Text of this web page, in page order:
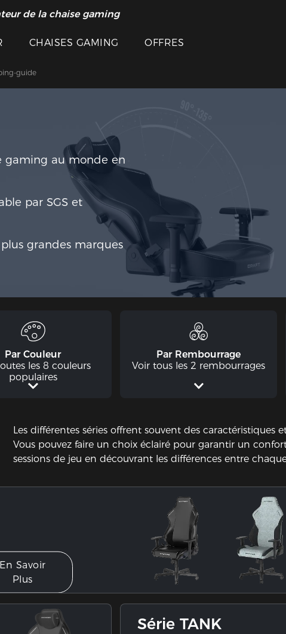
de la chaise gaming
CHAISES GAMING OFFRES
guide
gaming au monde en
par SGS et
grandes marques
Par Couleur
les 8 couleurs
populaires
Par Rembourrage
Voir tous les 2 rembourrages
Les différentes séries offrent souvent des caractéristiques
Vous pouvez faire un choix éclairé pour garantir un
sessions de jeu en découvrant les différences entre
En Savoir
Plus
Série TANK